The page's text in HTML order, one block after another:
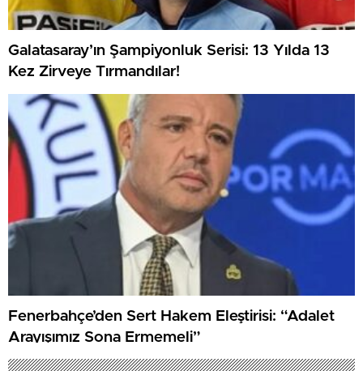
Galatasaray’ın Şampiyonluk Serisi: 13 Yılda 13
Kez Zirveye Tırmandılar!
Fenerbahçe’den Sert Hakem Eleştirisi: “Adalet
Arayışımız Sona Ermemeli”